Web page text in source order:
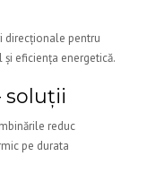
direcționale pentru
eficiența energetică.
soluții
reduc
pe durata